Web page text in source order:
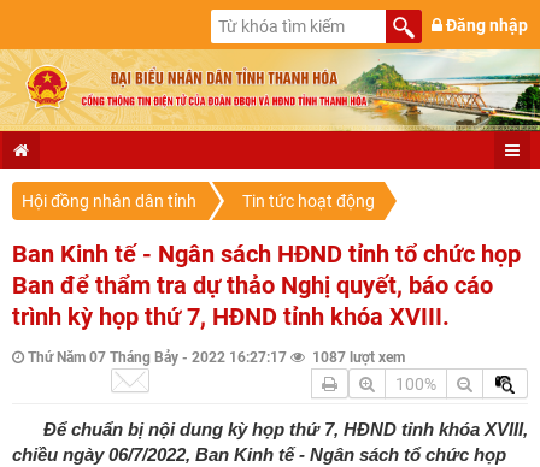
Đăng nhập
Hội đồng nhân dân tỉnh Tin tức hoạt động
Ban Kinh tế - Ngân sách HĐND tỉnh tổ chức họp
Ban để thẩm tra dự thảo Nghị quyết, báo cáo
trình kỳ họp thứ 7, HĐND tỉnh khóa XVIII.
Thứ Năm 07 Tháng Bảy - 2022 16:27:17 1087 lượt xem
100%
Để chuẩn bị nội dung kỳ họp thứ 7, HĐND tỉnh khóa XVIII,
chiều ngày 06/7/2022, Ban Kinh tế - Ngân sách tổ chức họp